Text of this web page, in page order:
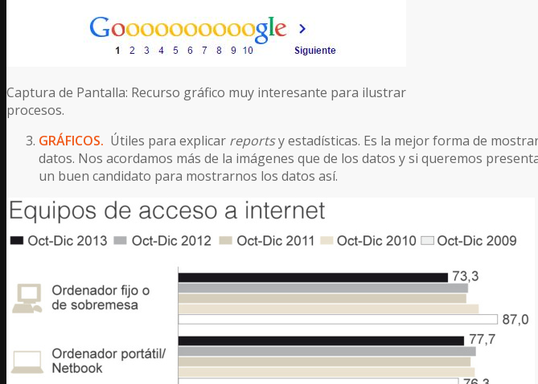
Captura de Pantalla: Recurso gráfico muy interesante para ilustrar
procesos.
GRÁFICOS. Útiles para explicar reportsy estadísticas. Es la mejor forma de
datos. Nos acordamos más de la imágenes que de los datos y si queremos
un buen candidato para mostrarnos los datos así.